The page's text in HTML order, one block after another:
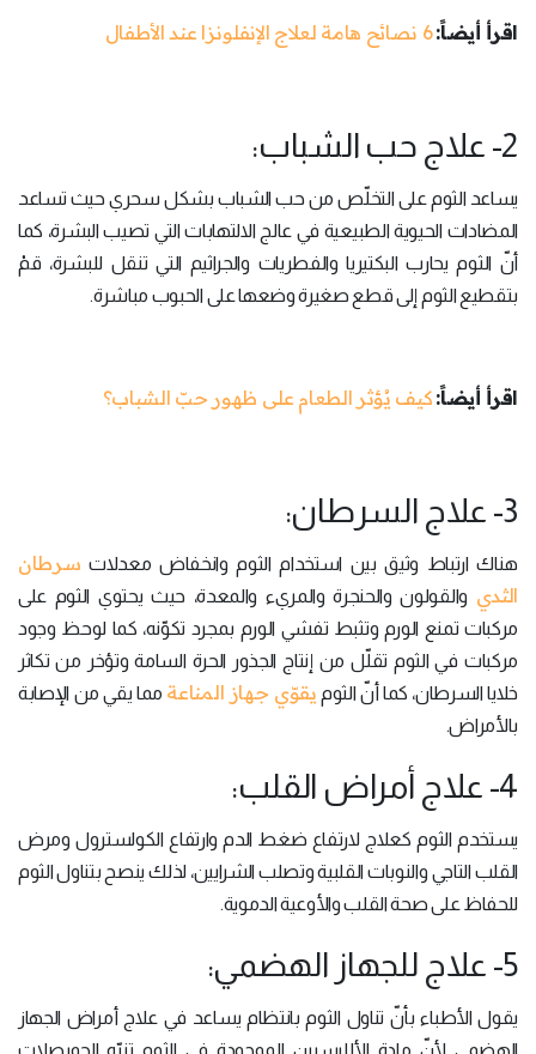
اقرأ أيضاً:6 نصائح هامة لعلاج الإنفلونزا عند الأطفال
2- علاج حب الشباب:
يساعد الثوم على التخلّص من حب الشباب بشكل سحري حيث تساعد
المضادات الحيوية الطبيعية في عالج الالتهابات التي تصيب البشرة، كما
أنّ الثوم يحارب البكتيريا والفطريات والجراثيم التي تنقل للبشرة، قمْ
بتقطيع الثوم إلى قطع صغيرة وضعها على الحبوب مباشرة.
اقرأ أيضاً: كيف يُؤثر الطعام على ظهور حبّ الشباب؟
3- علاج السرطان:
هناك ارتباط وثيق بين استخدام الثوم وانخفاض معدلات سرطان
الثدي والقولون والحنجرة والمريء والمعدة، حيث يحتوي الثوم على
مركبات تمنع الورم وتثبط تفشي الورم بمجرد تكوّنه، كما لوحظ وجود
مركبات في الثوم تقلّل من إنتاج الجذور الحرة السامة وتؤخر من تكاثر
خلايا السرطان، كما أنّ الثوم يقوّي جهاز المناعة مما يقي من الإصابة
بالأمراض.
4- علاج أمراض القلب:
يستخدم الثوم كعلاج لارتفاع ضغط الدم وارتفاع الكولسترول ومرض
القلب التاجي والنوبات القلبية وتصلب الشرايين، لذلك ينصح بتناول الثوم
للحفاظ على صحة القلب والأوعية الدموية.
5- علاج للجهاز الهضمي:
يقول الأطباء بأنّ تناول الثوم بانتظام يساعد في علاج أمراض الجهاز